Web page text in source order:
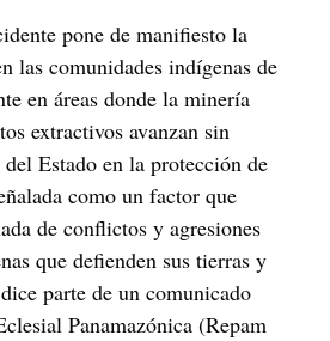
pone de manifiesto la
las comunidades indígenas de
en áreas donde la minería
extractivos avanzan sin
Estado en la protección de
como un factor que
de conflictos y agresiones
que defienden sus tierras y
parte de un comunicado
Panamazónica (Repam